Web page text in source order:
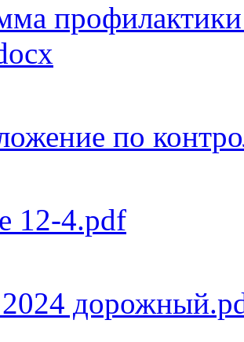
по
12-4.pdf